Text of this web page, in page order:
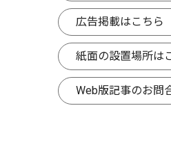
広告掲載はこちら
紙面の設置場所は
Web版記事のお問